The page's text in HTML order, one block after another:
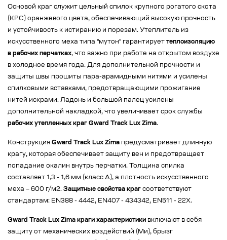
Основой краг служит цельный спилок крупного рогатого скота
(КРС) оранжевого цвета, обеспечивающий высокую прочность
и устойчивость к истиранию и порезам. Утеплитель из
искусственного меха типа "мутон" гарантирует теплоизоляцию
в рабочих перчатках, что важно при работе на открытом воздухе
в холодное время года. Для дополнительной прочности и
защиты швы прошиты пара-арамидными нитями и усилены
спилковыми вставками, предотвращающими прожигание
нитей искрами. Ладонь и большой палец усилены
дополнительной накладкой, что увеличивает срок службы
рабочих утепленных краг Gward Track Lux Zima.
Конструкция Gward Track Lux Zima предусматривает длинную
крагу, которая обеспечивает защиту вен и предотвращает
попадание окалин внутрь перчатки. Толщина спилка
составляет 1,3 - 1,6 мм (класс А), а плотность искусственного
меха – 600 г/м2. Защитные свойства краг соответствуют
стандартам: EN388 - 4442, EN407 - 434342, EN511 - 22X.
Gward Track Lux Zima краги характеристики включают в себя
защиту от механических воздействий (Ми), брызг